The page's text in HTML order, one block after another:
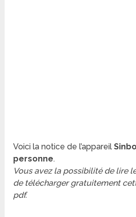
Voici la notice de l’appareil
personne.
Vous avez la possibilité de lire
de télécharger gratuitement
pdf.